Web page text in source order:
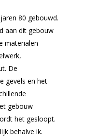
80 gebouwd.
aan dit gebouw
materialen
De
gevels en het
gebouw
het gesloopt.
behalve ik.